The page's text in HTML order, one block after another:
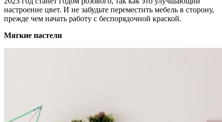
настроение цвет. И не забудьте переместить мебель в сторону,
прежде чем начать работу с беспорядочной краской.
Мягкие пастели